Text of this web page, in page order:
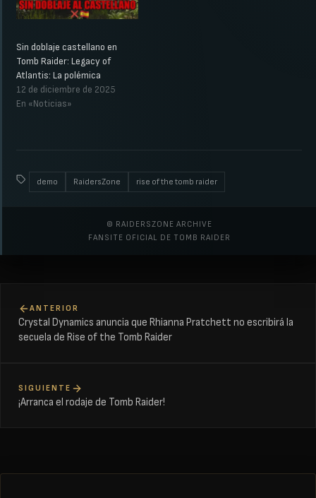
Sin doblaje castellano en
Tomb Raider: Legacy of
Atlantis: La polémica
12 de diciembre de 2025
En «Noticias»
demo RaidersZone rise of the tomb raider
© RAIDERSZONE ARCHIVE
FANSITE OFICIAL DE TOMB RAIDER
ANTERIOR
Crystal Dynamics anuncia que Rhianna Pratchett no escribirá la
secuela de Rise of the Tomb Raider
SIGUIENTE
¡Arranca el rodaje de Tomb Raider!